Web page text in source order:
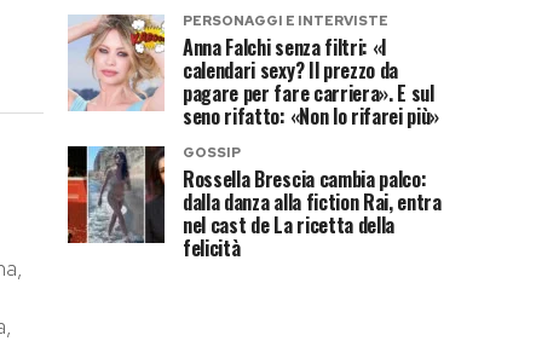
PERSONAGGI E INTERVISTE
Anna Falchi senza filtri: «I
calendari sexy? Il prezzo da
pagare per fare carriera». E sul
seno rifatto: «Non lo rifarei più»
GOSSIP
Rossella Brescia cambia palco:
dalla danza alla fiction Rai, entra
nel cast de La ricetta della
felicità